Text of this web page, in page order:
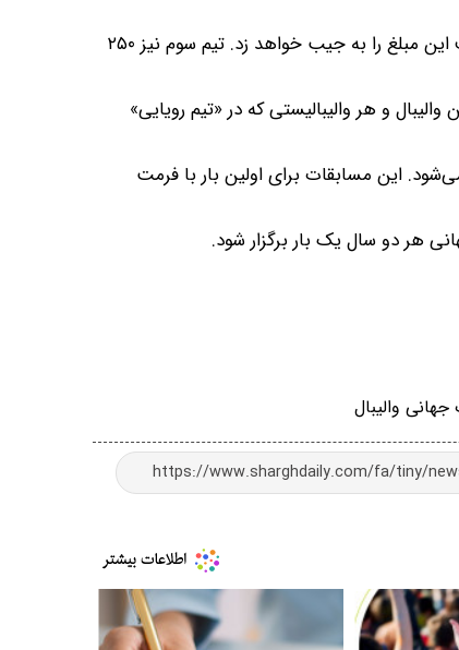
تیم قهرمان رقابت های جهانی والیبال یک میلیون دلار درآمد خواهد داشت و تیم دوم نصف این مبلغ را به جیب خواهد زد. تیم سوم نیز ۲۵۰
۱۰۰ هزار دلار جایزه و به هر بازیکن والیبال و هر والیبالیستی که در «تیم رویایی»
(۲۱ شهریور تا ۶ مهر) در فیلیپین برگزار می‌شود. این مسابقات برای اولین بار با فرمت
والیبال